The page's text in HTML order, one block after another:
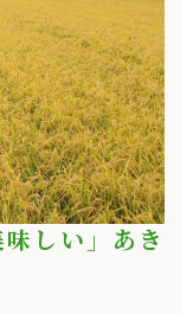
しい」あき